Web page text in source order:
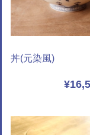
丼(元染風)